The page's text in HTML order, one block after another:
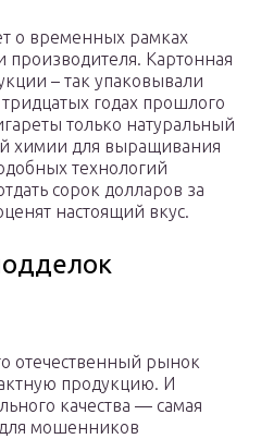
о временных рамках
производителя. Картонная
– так упаковывали
годах прошлого
только натуральный
химии для выращивания
технологий
сорок долларов за
настоящий вкус.
отечественный рынок
продукцию. И
качества — самая
для мошенников